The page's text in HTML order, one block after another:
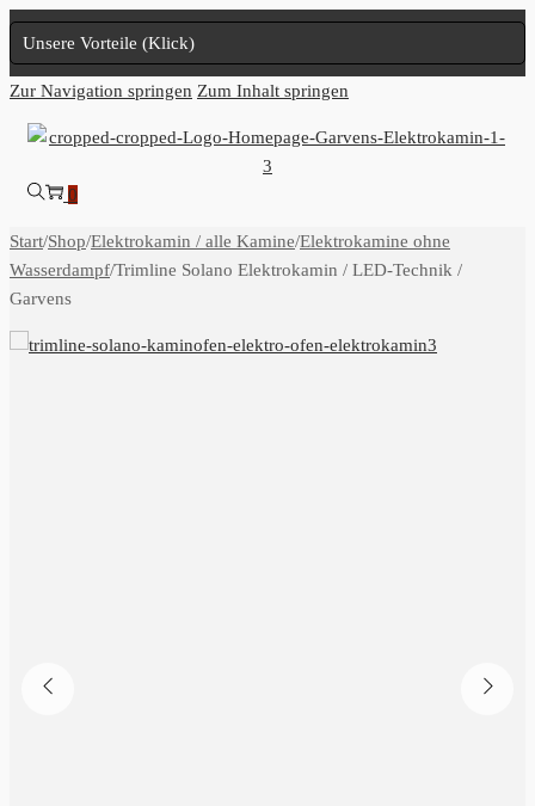
Unsere Vorteile (Klick)
Zur Navigation springen Zum Inhalt springen
0
Start/Shop/Elektrokamin / alle Kamine/Elektrokamine ohne
Wasserdampf/Trimline Solano Elektrokamin / LED-Technik /
Garvens